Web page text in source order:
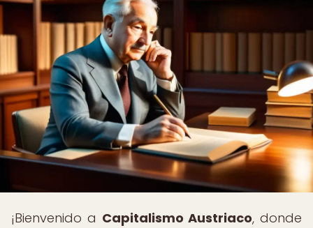
¡Bienvenido a Capitalismo Austriaco, donde